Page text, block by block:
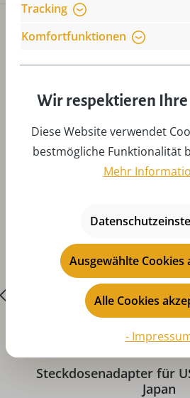
Produktgalerie überspringen
Zubehör
Steckdosenadapter für
Japan
Tracking
Komfortfunktionen
Wir respektieren
Diese Website verwendet
bestmögliche Funktionalität
Mehr
Ausgewählte Cookies
Alle Cookies
-